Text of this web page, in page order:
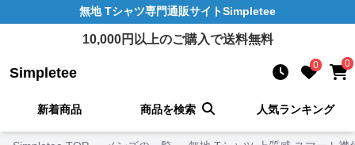
無地 Tシャツ専門通販サイトSimpletee
10,000円以上のご購入で送料無料
Simpletee 0 0
新着商品 商品を検索 人気ランキング